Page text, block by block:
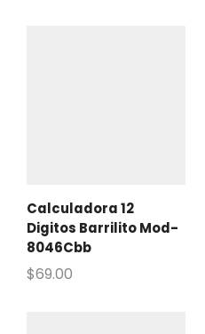
Calculadora 12
Digitos Barrilito Mod-
8046Cbb
$69.00